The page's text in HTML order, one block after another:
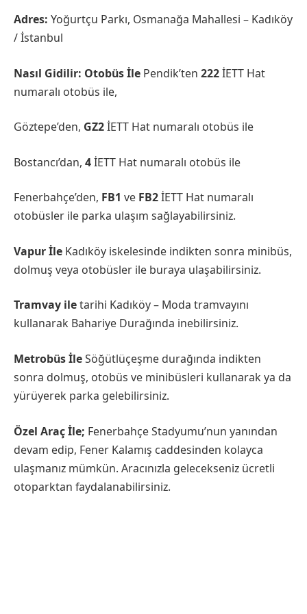
Adres: Yoğurtçu Parkı, Osmanağa Mahallesi – Kadıköy
/ İstanbul
Nasıl Gidilir: Otobüs İle Pendik’ten 222İETT Hat
numaralı otobüs ile,
Göztepe’den, GZ2İETT Hat numaralı otobüs ile
Bostancı’dan, 4İETT Hat numaralı otobüs ile
Fenerbahçe’den, FB1 ve FB2İETT Hat numaralı
otobüsler ile parka ulaşım sağlayabilirsiniz.
Vapur İle Kadıköy iskelesinde indikten sonra minibüs,
dolmuş veya otobüsler ile buraya ulaşabilirsiniz.
Tramvay iletarihi Kadıköy – Moda tramvayını
kullanarak Bahariye Durağında inebilirsiniz.
Metrobüs İleSöğütlüçeşme durağında indikten
sonra dolmuş, otobüs ve minibüsleri kullanarak ya da
yürüyerek parka gelebilirsiniz.
Özel Araç İle; Fenerbahçe Stadyumu’nun yanından
devam edip, Fener Kalamış caddesinden kolayca
ulaşmanız mümkün. Aracınızla gelecekseniz ücretli
otoparktan faydalanabilirsiniz.